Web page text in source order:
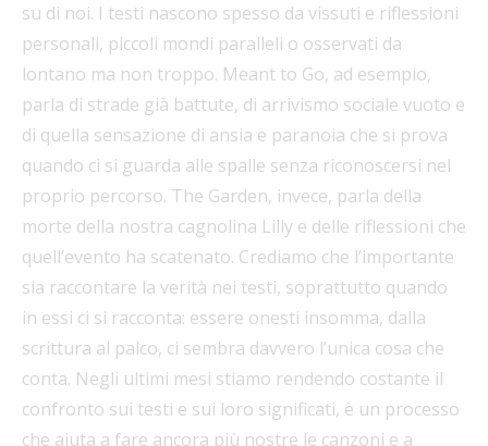
su di noi. I testi nascono spesso da vissuti e riflessioni
personali, piccoli mondi paralleli o osservati da
lontano ma non troppo. Meant to Go, ad esempio,
parla di strade già battute, di arrivismo sociale vuoto e
di quella sensazione di ansia e paranoia che si prova
quando ci si guarda alle spalle senza riconoscersi nel
proprio percorso. The Garden, invece, parla della
morte della nostra cagnolina Lilly e delle riflessioni che
quell’evento ha scatenato. Crediamo che l’importante
sia raccontare la verità nei testi, soprattutto quando
in essi ci si racconta: essere onesti insomma, dalla
scrittura al palco, ci sembra davvero l’unica cosa che
conta. Negli ultimi mesi stiamo rendendo costante il
confronto sui testi e sui loro significati, è un processo
che aiuta a fare ancora più nostre le canzoni e a